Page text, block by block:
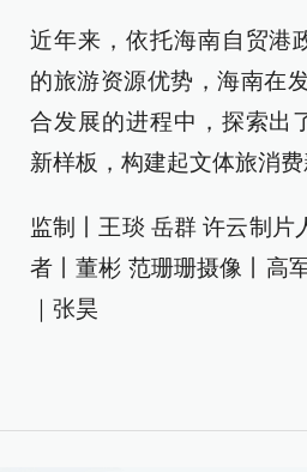
近年来，依托海南自贸港
的旅游资源优势，海南在
合发展的进程中，探索出
新样板，构建起文体旅消费
监制丨王琰 岳群 许云制片
者丨董彬 范珊珊摄像丨高
｜张昊